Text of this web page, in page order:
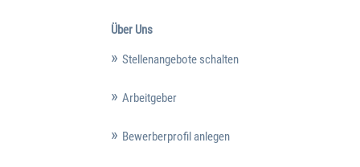
Über Uns
Stellenangebote schalten
Arbeitgeber
Bewerberprofil anlegen